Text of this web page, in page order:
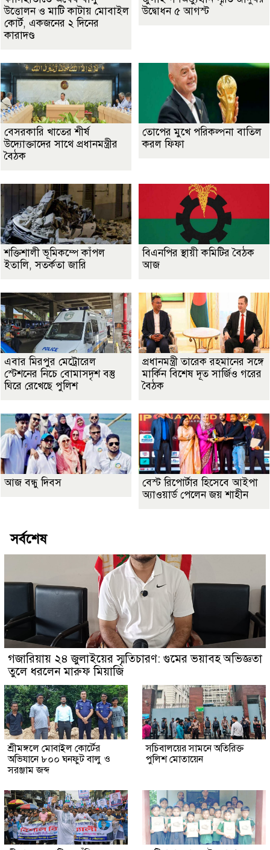
উত্তোলন ও মাটি কাটায় মোবাইল
কোর্ট, একজনের ২ দিনের
কারাদণ্ড
উদ্বোধন ৫ আগস্ট
বেসরকারি খাতের শীর্ষ
উদ্যোক্তাদের সাথে প্রধানমন্ত্রীর
বৈঠক
তোপের মুখে পরিকল্পনা বাতিল
করল ফিফা
শক্তিশালী ভূমিকম্পে কাঁপল
ইতালি, সতর্কতা জারি
বিএনপির স্থায়ী কমিটির বৈঠক
আজ
এবার মিরপুর মেট্রোরেল
স্টেশনের নিচে বোমাসদৃশ বস্তু
ঘিরে রেখেছে পুলিশ
প্রধানমন্ত্রী তারেক রহমানের সঙ্গে
মার্কিন বিশেষ দূত সার্জিও গরের
বৈঠক
আজ বন্ধু দিবস
বেস্ট রিপোর্টার হিসেবে আইপা
অ্যাওয়ার্ড পেলেন জয় শাহীন
সর্বশেষ
গজারিয়ায় ২৪ জুলাইয়ের স্মৃতিচারণ: গুমের ভয়াবহ অভিজ্ঞতা
তুলে ধরলেন মারুফ মিয়াজি
শ্রীমঙ্গলে মোবাইল কোর্টের
অভিযানে ৮০০ ঘনফুট বালু ও
সরঞ্জাম জব্দ
সচিবালয়ের সামনে অতিরিক্ত
পুলিশ মোতায়েন